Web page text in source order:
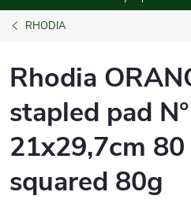
RHODIA
Rhodia
stapled pad
21x29,7cm
squared 80g